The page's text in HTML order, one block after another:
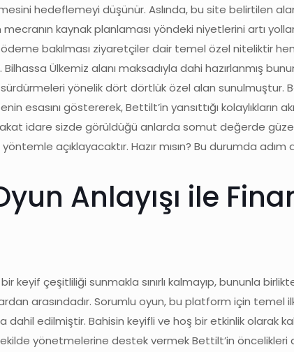
hedeflemeyi düşünür. Aslında, bu site belirtilen
kaynak planlaması yöndeki niyetlerini artı
bakılması ziyaretçiler dair temel özel niteliktir
Ülkemiz alanı maksadıyla dahi hazırlanmış
yönelik dört dörtlük özel alan sunulmuştur.
esasını göstererek, Bettilt’in yansıttığı kolaylıkların
idare sizde görüldüğü anlarda somut değerde
açıklayacaktır. Hazır mısın? Bu durumda adım
Anlayışı ile
çeşitliliği sunmakla sınırlı kalmayıp, bununla
arasındadır. Sorumlu oyun, bu platform için temel
edilmiştir. Bahisin keyifli ve hoş bir etkinlik olarak
yönetmelerine destek vermek Bettilt’in öncelikleri